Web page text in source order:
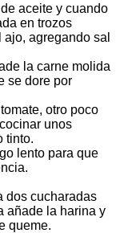
aceite y cuando
en trozos
agregando sal
la carne molida
se dore por
otro poco
unos
tinto.
lento para que
dos cucharadas
añade la harina y
queme.